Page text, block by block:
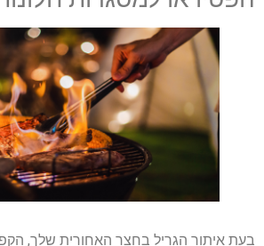
בעת איתור הגריל בחצר האחורית שלך,